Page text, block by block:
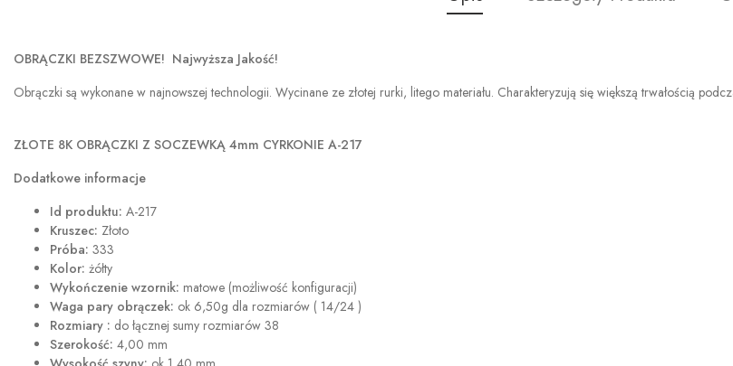
OBRĄCZKI BEZSZWOWE! Najwyższa Jakość!
Obrączki są wykonane w najnowszej technologii. Wycinane ze złotej rurki, litego materiału. Charakteryzują się większą trwałością
ZŁOTE 8K OBRĄCZKI Z SOCZEWKĄ 4mm CYRKONIE A-217
Dodatkowe informacje
Id produktu: A-217
Kruszec: Złoto
Próba: 333
Kolor: żółty
Wykończenie wzornik: matowe (możliwość konfiguracji)
Waga pary obrączek: ok 6,50g dla rozmiarów ( 14/24 )
Rozmiary : do łącznej sumy rozmiarów 38
Szerokość: 4,00 mm